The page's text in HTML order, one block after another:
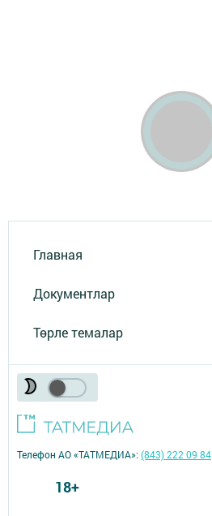
Главная
Документлар
Төрле темалар
Телефон АО «ТАТМЕДИА»:(843) 222 09 84
18+